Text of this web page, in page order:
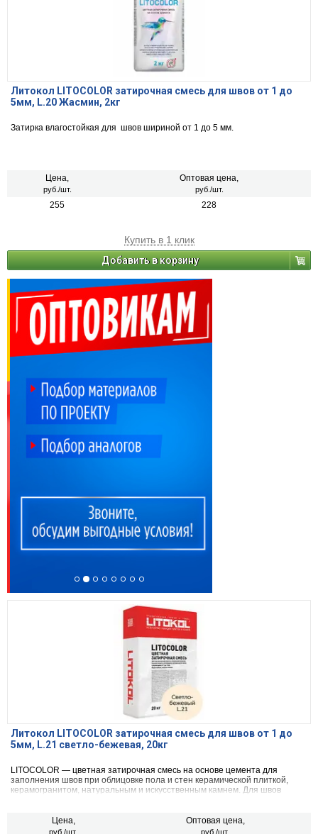
Литокол LITOCOLOR затирочная смесь для швов от 1 до
5мм, L.20 Жасмин, 2кг
Затирка влагостойкая для швов шириной от 1 до 5 мм.
Цена,
руб./шт.
Оптовая цена,
руб./шт.
255 228
Купить в 1 клик
Добавить в корзину
Литокол LITOCOLOR затирочная смесь для швов от 1 до
5мм, L.21 светло-бежевая, 20кг
LITOCOLOR — цветная затирочная смесь на основе цемента для
заполнения швов при облицовке пола и стен керамической плиткой,
керамогранитом, натуральным и искусственным камнем. Для швов
Цена,
руб./шт.
Оптовая цена,
руб./шт.